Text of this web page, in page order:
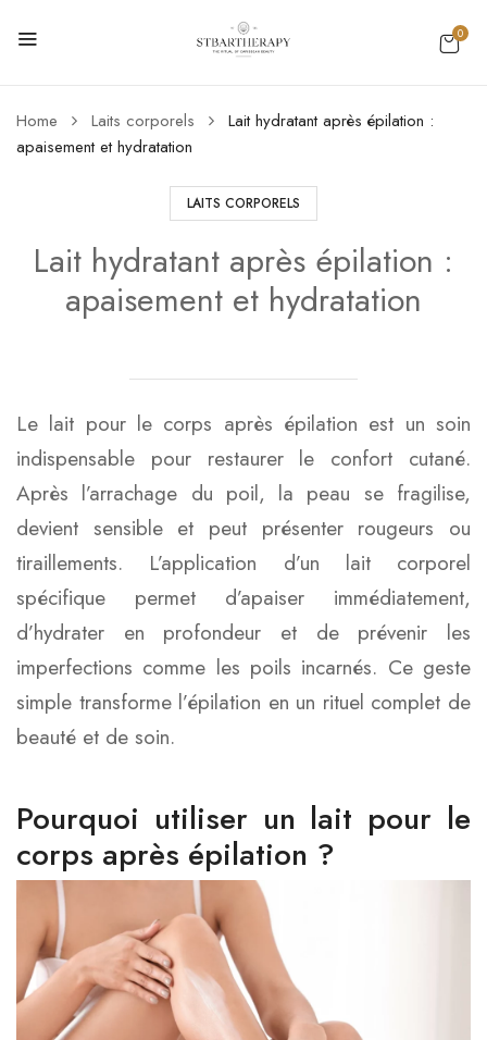
0
Home Laits corporels
Lait hydratant après épilation :
apaisement et hydratation
LAITS CORPORELS
Lait hydratant après épilation :
apaisement et hydratation
Le lait pour le corps après épilation est un soin
indispensable pour restaurer le confort cutané.
Après l’arrachage du poil, la peau se fragilise,
devient sensible et peut présenter rougeurs ou
tiraillements. L’application d’un lait corporel
spécifique permet d’apaiser immédiatement,
d’hydrater en profondeur et de prévenir les
imperfections comme les poils incarnés. Ce geste
simple transforme l’épilation en un rituel complet de
beauté et de soin.
Pourquoi utiliser un lait pour le
corps après épilation ?